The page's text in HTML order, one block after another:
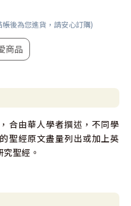
後為您進貨，請安心訂購)
商品
合由華人學者撰述，不同學
聖經原文盡量列出或加上英
聖經。